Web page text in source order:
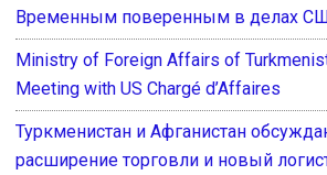
Временным поверенным в делах
Ministry of Foreign Affairs of
Meeting with US Chargé d’Affaires
Туркменистан и Афганистан
расширение торговли и новый